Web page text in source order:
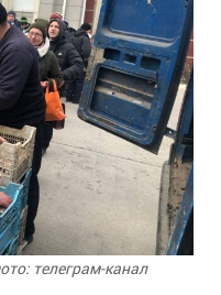
телеграм-канал